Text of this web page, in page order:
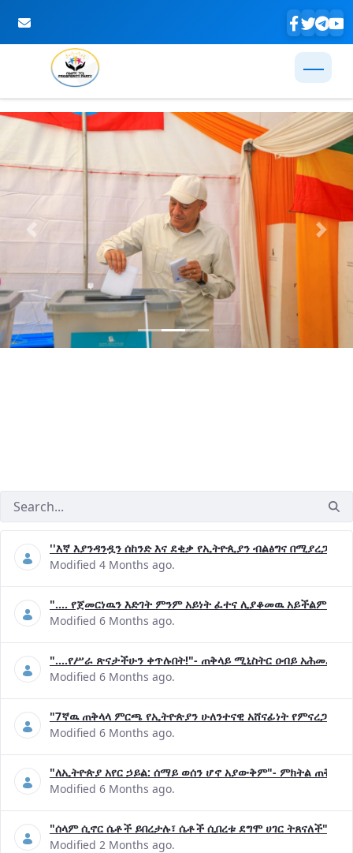
Skip to Main Content
Previous Next
''እኛ እያንዳንዷን ሰከንድ እና ደቂቃ የኢትዮጲያን ብልፅግና
Modified 4 Months ago.
".... የጀመርነዉን እድገት ምንም አይነት ፈተና ሊያቆመዉ አይችልም"-
Modified 6 Months ago.
"....የሥራ ጽናታችሁን ቀጥሉበት!"- ጠቅላይ ሚኒስትር ዐብይ አሕመድ (ዶ/
Modified 6 Months ago.
"7ኛዉ ጠቅላላ ምርጫ የኢትዮጵያን ሁለንተናዊ አሸናፊነት
Modified 6 Months ago.
"ለኢትዮጵያ አየር ኃይል: ሰማይ ወሰን ሆኖ አያውቅም"- ምክትል ጠቅላይ
Modified 6 Months ago.
"ሰላም ሲኖር ሴቶች ይበረታሉ፣ ሴቶች ሲበረቱ ደግሞ ሀገር ትጸናለች"-
Modified 2 Months ago.